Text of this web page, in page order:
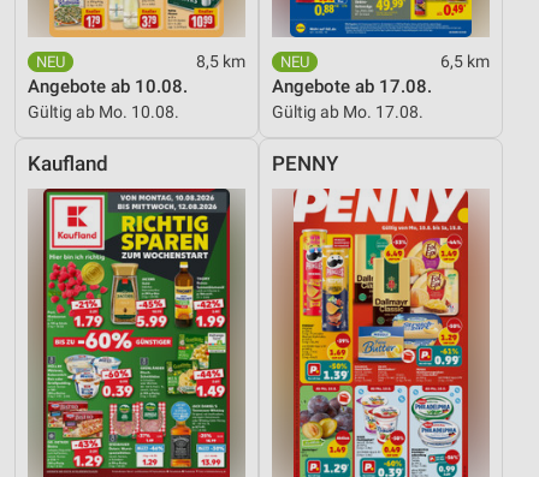
8,5 km
Angebote ab 10.08.
Gültig ab Mo. 10.08.
6,5 km
Angebote ab 17.08.
Gültig ab Mo. 17.08.
Kaufland PENNY